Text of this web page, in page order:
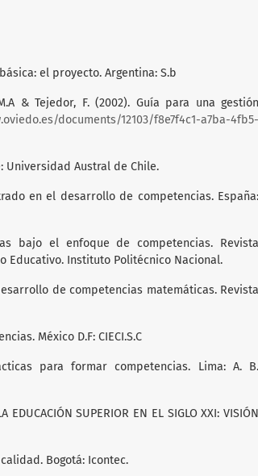
el proyecto. Argentina: S.b
& Tejedor, F. (2002). Guía para una gestión
documents/12103/f8e7f4c1-a7ba-4fb5-
Universidad Austral de Chile.
en el desarrollo de competencias. España:
bajo el enfoque de competencias. Revista
Educativo. Instituto Politécnico Nacional.
de competencias matemáticas. Revista
México D.F: CIECI.S.C
para formar competencias. Lima: A. B.
EDUCACIÓN SUPERIOR EN EL SIGLO XXI: VISIÓN
Bogotá: Icontec.